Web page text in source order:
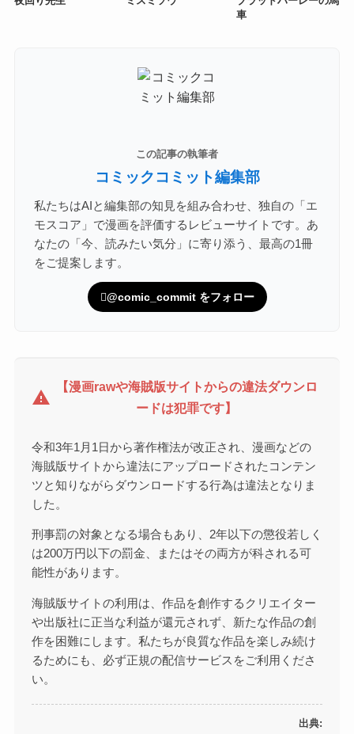
車
この記事の執筆者
コミックコミット編集部
私たちはAIと編集部の知見を組み合わせ、独自の「エ
モスコア」で漫画を評価するレビューサイトです。あ
なたの「今、読みたい気分」に寄り添う、最高の1冊
をご提案します。
@comic_commit をフォロー
warning
【漫画rawや海賊版サイトからの違法ダウンロ
ードは犯罪です】
令和3年1月1日から著作権法が改正され、漫画などの
海賊版サイトから違法にアップロードされたコンテン
ツと知りながらダウンロードする行為は違法となりま
した。
刑事罰の対象となる場合もあり、2年以下の懲役若しく
は200万円以下の罰金、またはその両方が科される可
能性があります。
海賊版サイトの利用は、作品を創作するクリエイター
や出版社に正当な利益が還元されず、新たな作品の創
作を困難にします。私たちが良質な作品を楽しみ続け
るためにも、必ず正規の配信サービスをご利用くださ
い。
出典: